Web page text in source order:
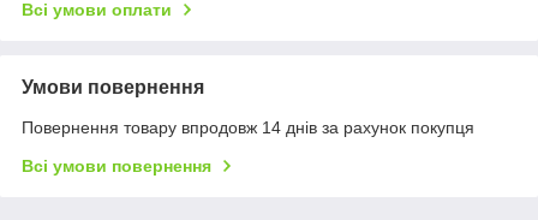
Всі умови оплати
Умови повернення
Повернення товару впродовж 14 днів за рахунок покупця
Всі умови повернення